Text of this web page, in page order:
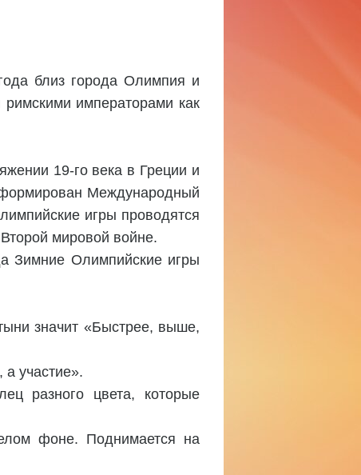
близ города Олимпия и
императорами как
19-го века в Греции и
Международный
игры проводятся
мировой войне.
Зимние Олимпийские игры
значит «Быстрее, выше,
участие».
разного цвета, которые
фоне. Поднимается на